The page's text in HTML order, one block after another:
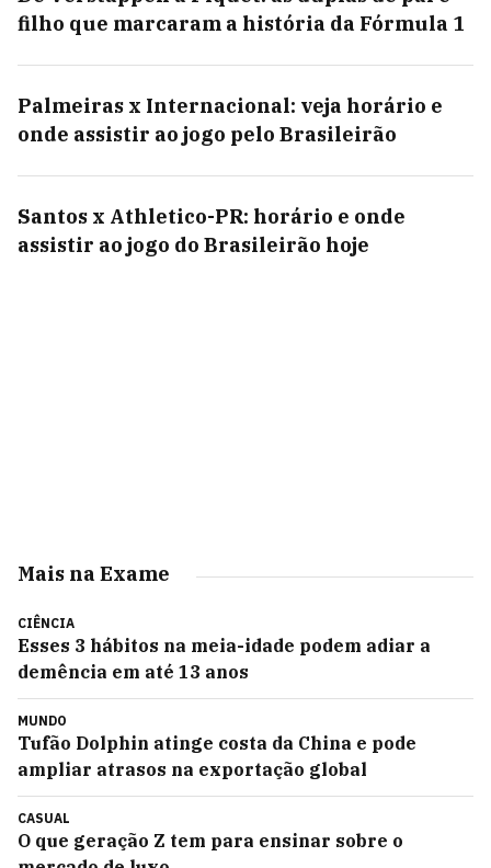
filho que marcaram a história da Fórmula 1
Palmeiras x Internacional: veja horário e
onde assistir ao jogo pelo Brasileirão
Santos x Athletico-PR: horário e onde
assistir ao jogo do Brasileirão hoje
Mais na Exame
CIÊNCIA
Esses 3 hábitos na meia-idade podem adiar a
demência em até 13 anos
MUNDO
Tufão Dolphin atinge costa da China e pode
ampliar atrasos na exportação global
CASUAL
O que geração Z tem para ensinar sobre o